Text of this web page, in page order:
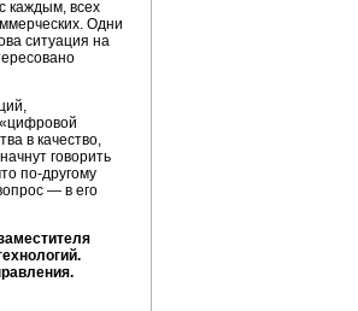
каждым, всех
Одни
ситуация на
в качество,
говорить
по-другому
— в его